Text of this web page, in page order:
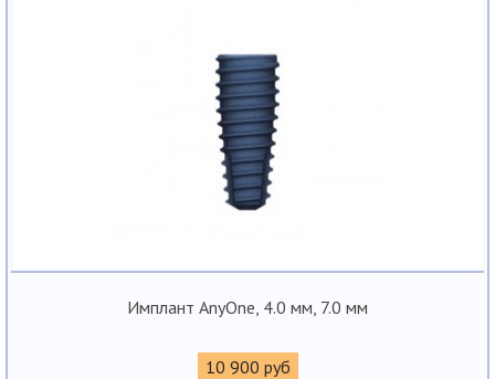
Имплант AnyOne, 4.0 мм, 7.0 мм
10 900 руб